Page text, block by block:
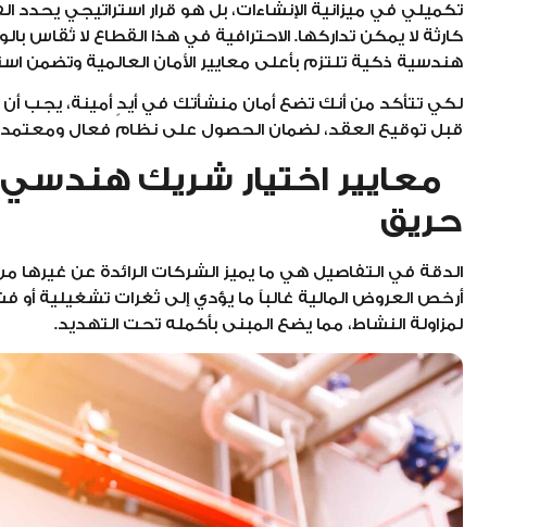
تكميلي في ميزانية الإنشاءات، بل هو قرار استراتيجي يحدد
كارثة لا يمكن تداركها. الاحترافية في هذا القطاع لا تُقاس
هندسية ذكية تلتزم بأعلى معايير الأمان العالمية وتضمن
لكي تتأكد من أنك تضع أمان منشأتك في أيدٍ أمينة، يجب أن
قبل توقيع العقد، لضمان الحصول على نظام فعال ومعتمد
معايير اختيار شريك
حريق
الدقة في التفاصيل هي ما يميز الشركات الرائدة عن غيرها
أرخص العروض المالية غالباً ما يؤدي إلى ثغرات تشغيلية
لمزاولة النشاط، مما يضع المبنى بأكمله تحت التهديد.